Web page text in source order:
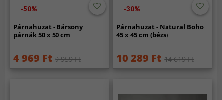
-50%
Párnahuzat - Bársony
párnák 50 x 50 cm
4 969 Ft 9 959 Ft
-30%
Párnahuzat - Natural Boho
45 x 45 cm (bézs)
10 289 Ft 14 619 Ft